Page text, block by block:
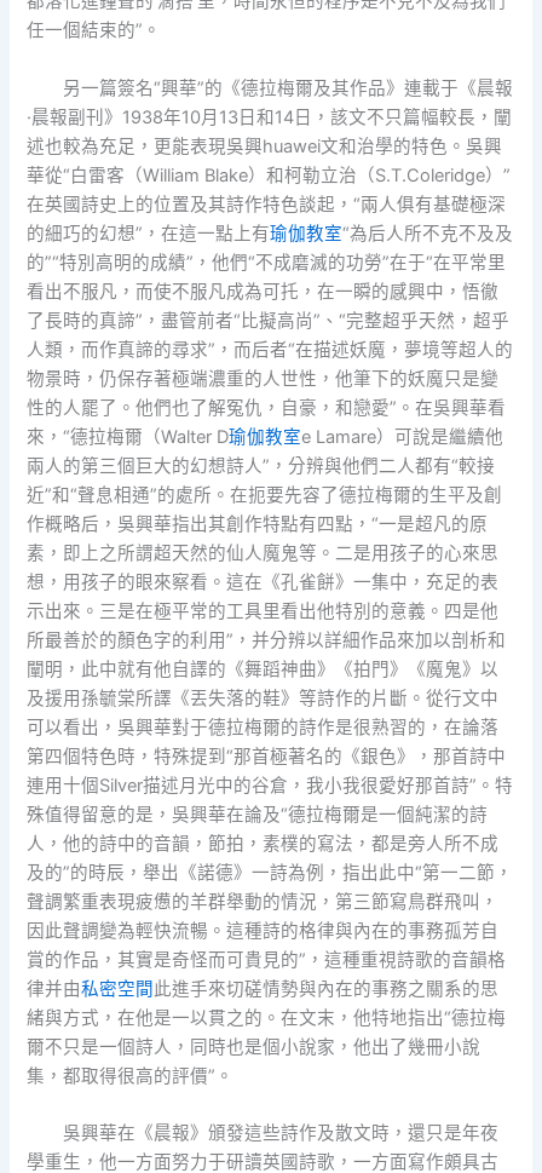
任一個結束的”。
另一篇簽名“興華”的《德拉梅爾及其作品》連載于《晨報
·晨報副刊》1938年10月13日和14日，該文不只篇幅較長，闡
述也較為充足，更能表現吳興huawei文和治學的特色。吳興
華從“白雷客（William Blake）和柯勒立治（S.T.Coleridge）”
在英國詩史上的位置及其詩作特色談起，“兩人俱有基礎極深
的細巧的幻想”，在這一點上有瑜伽教室“為后人所不克不及及
的”“特別高明的成績”，他們“不成磨滅的功勞”在于“在平常里
看出不服凡，而使不服凡成為可托，在一瞬的感興中，悟徹
了長時的真諦”，盡管前者“比擬高尚”、“完整超乎天然，超乎
人類，而作真諦的尋求”，而后者“在描述妖魔，夢境等超人的
物景時，仍保存著極端濃重的人世性，他筆下的妖魔只是變
性的人罷了。他們也了解冤仇，自豪，和戀愛”。在吳興華看
來，“德拉梅爾（Walter D瑜伽教室e Lamare）可說是繼續他
兩人的第三個巨大的幻想詩人”，分辨與他們二人都有“較接
近”和“聲息相通”的處所。在扼要先容了德拉梅爾的生平及創
作概略后，吳興華指出其創作特點有四點，“一是超凡的原
素，即上之所謂超天然的仙人魔鬼等。二是用孩子的心來思
想，用孩子的眼來察看。這在《孔雀餅》一集中，充足的表
示出來。三是在極平常的工具里看出他特別的意義。四是他
所最善於的顏色字的利用”，并分辨以詳細作品來加以剖析和
闡明，此中就有他自譯的《舞蹈神曲》《拍門》《魔鬼》以
及援用孫毓棠所譯《丟失落的鞋》等詩作的片斷。從行文中
可以看出，吳興華對于德拉梅爾的詩作是很熟習的，在論落
第四個特色時，特殊提到“那首極著名的《銀色》，那首詩中
連用十個Silver描述月光中的谷倉，我小我很愛好那首詩”。特
殊值得留意的是，吳興華在論及“德拉梅爾是一個純潔的詩
人，他的詩中的音韻，節拍，素樸的寫法，都是旁人所不成
及的”的時辰，舉出《諾德》一詩為例，指出此中“第一二節，
聲調繁重表現疲憊的羊群舉動的情況，第三節寫鳥群飛叫，
因此聲調變為輕快流暢。這種詩的格律與內在的事務孤芳自
賞的作品，其實是奇怪而可貴見的”，這種重視詩歌的音韻格
律并由私密空間 此進手來切磋情勢與內在的事務之關系的思
緒與方式，在他是一以貫之的。在文末，他特地指出“德拉梅
爾不只是一個詩人，同時也是個小說家，他出了幾冊小說
集，都取得很高的評價”。
吳興華在《晨報》頒發這些詩作及散文時，還只是年夜
學重生，他一方面努力于研讀英國詩歌，一方面寫作頗具古